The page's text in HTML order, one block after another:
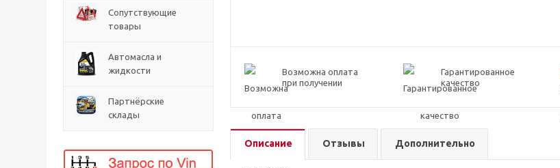
Сопутствующие
товары
Автомасла и
жидкости
Партнёрские
склады
Возможна оплата
при получении
Гарантированное
качество
Описание Отзывы Дополнительно